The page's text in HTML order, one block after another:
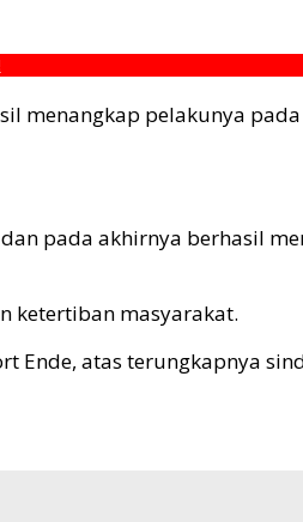
menangkap pelakunya
pada akhirnya berhasil
ketertiban masyarakat.
Ende, atas terungkapnya